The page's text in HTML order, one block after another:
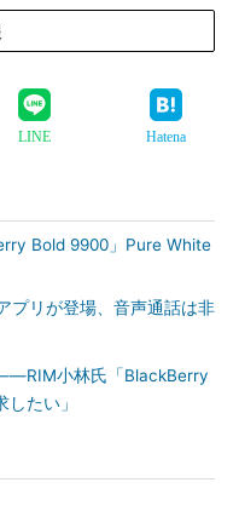
LINE Hatena
Bold 9900」Pure White
プリが登場、音声通話は非
小林氏「BlackBerry
たい」